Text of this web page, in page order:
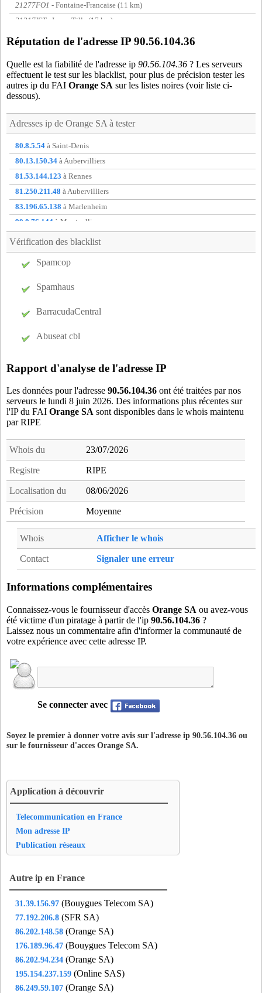
21277FO1 - Fontaine-Francaise (11 km)
21317IST- Is-sur-Tille (17 km)
21320IZR- Izier (19 km)
21361LX2- Lux (8 km)
21416MIR
- Mirebeau-sur-Beze (5 km)
21462NOR
21496PO4- Pontailler-sur-Saone (17 km)
21522REN- Reneve (9 km)
21540AP2 - Saint-Apollinaire (19 km)
21555SJ1 - Saint-Julien (12 km)
21562SM3- Saint-Maurice-sur-Vingeanne (18 km)
21574VJE- Saint-Seine-sur-Vingeanne (13 km)
21599SEL - Selongey (18 km)
21657VA1 - Varois-et-Chaignot (16 km)
70024APM- Apremont (19 km)
Réputation de l'adresse IP 90.56.104.36
Quelle est la fiabilité de l'adresse ip 90.56.104.36 ? Les serveurs
effectuent le test sur les blacklist, pour plus de précision tester les
autres ip du FAI Orange SA sur les listes noires (voir liste ci-
dessous).
Adresses ip de Orange SA à tester
80.8.5.54 à Saint-Denis
80.13.150.34 à Aubervilliers
81.53.144.123 à Rennes
81.250.211.48 à Aubervilliers
83.196.65.138 à Marlenheim
90.0.76.144 à Montpellier
90.23.94.39
à Saint-Andre-de-l'Eure
90.48.150.37à non communique
90.53.114.245à Saint-Clement-les-Places
92.160.96.49 à Orleans
Vérification des blacklist
Spamcop
Spamhaus
BarracudaCentral
Abuseat cbl
Rapport d'analyse de l'adresse IP
Les données pour l'adresse 90.56.104.36 ont été traitées par nos
serveurs le lundi 8 juin 2026. Des informations plus récentes sur
l'IP du FAI Orange SA sont disponibles dans le whois maintenu
par RIPE
Whois du 23/07/2026
Registre RIPE
Localisation du 08/06/2026
Précision Moyenne
Whois Afficher le whois
Contact Signaler une erreur
Informations complémentaires
Connaissez-vous le fournisseur d'accès Orange SA ou avez-vous
été victime d'un piratage à partir de l'ip 90.56.104.36 ?
Laissez nous un commentaire afin d'informer la communauté de
votre expérience avec cette adresse IP.
Se connecter avec
Soyez le premier à donner votre avis sur l'adresse ip 90.56.104.36 ou
sur le fournisseur d'acces Orange SA.
Application à découvrir
Telecommunication en France
Mon adresse IP
Publication réseaux
Autre ip en France
31.39.156.97 (Bouygues Telecom SA)
77.192.206.8 (SFR SA)
86.202.148.58 (Orange SA)
176.189.96.47 (Bouygues Telecom SA)
86.202.94.234 (Orange SA)
195.154.237.159 (Online SAS)
86.249.59.107 (Orange SA)